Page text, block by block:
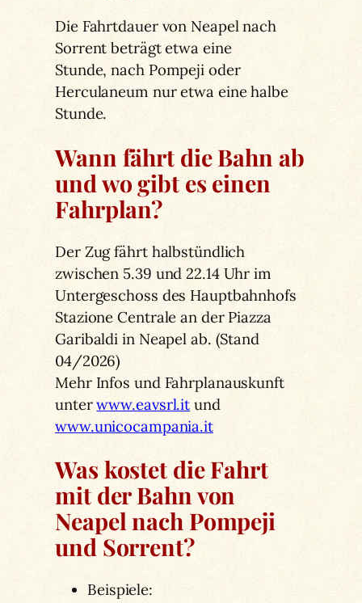
Die Fahrtdauer von Neapel nach
Sorrent beträgt etwa eine
Stunde, nach Pompeji oder
Herculaneum nur etwa eine halbe
Stunde.
Wann fährt die Bahn ab
und wo gibt es einen
Fahrplan?
Der Zug fährt halbstündlich
zwischen 5.39 und 22.14 Uhr im
Untergeschoss des Hauptbahnhofs
Stazione Centrale an der Piazza
Garibaldi in Neapel ab. (Stand
04/2026)
Mehr Infos und Fahrplanauskunft
unterwww.eavsrl.it und
www.unicocampania.it
Was kostet die Fahrt
mit der Bahn von
Neapel nach Pompeji
und Sorrent?
Beispiele: